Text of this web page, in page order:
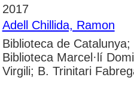
2017
Adell Chillida, Ramon
Biblioteca de
Biblioteca Marcel·lí
Virgili; B. Trinitari